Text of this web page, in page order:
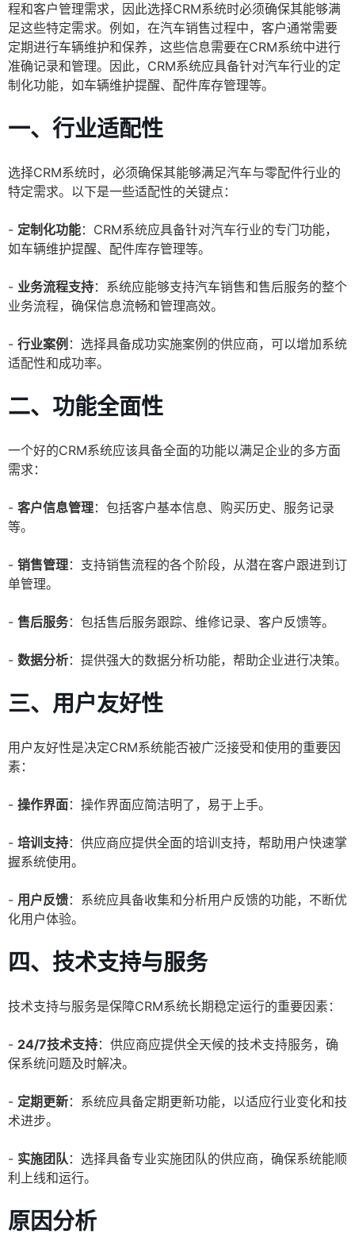
程和客户管理需求，因此选择CRM系统时必须确保其能够满
足这些特定需求。例如，在汽车销售过程中，客户通常需要
定期进行车辆维护和保养，这些信息需要在CRM系统中进行
准确记录和管理。因此，CRM系统应具备针对汽车行业的定
制化功能，如车辆维护提醒、配件库存管理等。
一、行业适配性
选择CRM系统时，必须确保其能够满足汽车与零配件行业的
特定需求。以下是一些适配性的关键点：
- 定制化功能：CRM系统应具备针对汽车行业的专门功能，
如车辆维护提醒、配件库存管理等。
- 业务流程支持：系统应能够支持汽车销售和售后服务的整个
业务流程，确保信息流畅和管理高效。
- 行业案例 ：选择具备成功实施案例的供应商，可以增加系统
适配性和成功率。
二、功能全面性
一个好的CRM系统应该具备全面的功能以满足企业的多方面
需求：
- 客户信息管理：包括客户基本信息、购买历史、服务记录
等。
- 销售管理：支持销售流程的各个阶段，从潜在客户跟进到订
单管理。
- 售后服务：包括售后服务跟踪、维修记录、客户反馈等。
- 数据分析：提供强大的数据分析功能，帮助企业进行决策。
三、用户友好性
用户友好性是决定CRM系统能否被广泛接受和使用的重要因
素：
- 操作界面：操作界面应简洁明了，易于上手。
- 培训支持：供应商应提供全面的培训支持，帮助用户快速掌
握系统使用。
- 用户反馈：系统应具备收集和分析用户反馈的功能，不断优
化用户体验。
四、技术支持与服务
技术支持与服务是保障CRM系统长期稳定运行的重要因素：
- 24/7技术支持：供应商应提供全天候的技术支持服务，确
保系统问题及时解决。
- 定期更新：系统应具备定期更新功能，以适应行业变化和技
术进步。
- 实施团队：选择具备专业实施团队的供应商，确保系统能顺
利上线和运行。
原因分析